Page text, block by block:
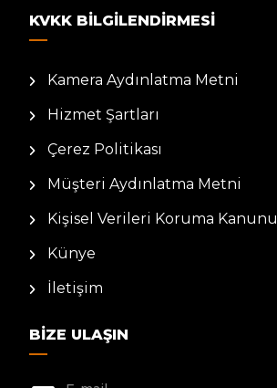
KVKK BILGILENDIRMESI
Kamera Aydınlatma Metni
Hizmet Şartları
Çerez Politikası
Müşteri Aydınlatma Metni
Kişisel Verileri Koruma Kanunu
Künye
İletişim
BIZE ULAŞIN